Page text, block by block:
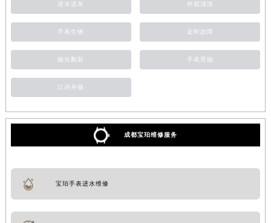
进水进灰 外观清洗
手表生锈 走时故障
抛光翻新 手表受磁
江诗丹顿
成都宝珀维修服务
宝珀手表进水维修